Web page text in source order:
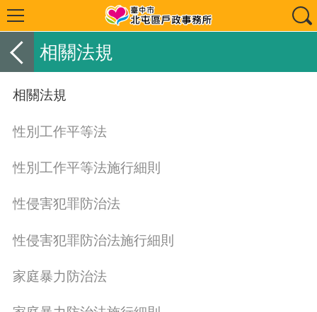
相關法規
相關法規
性別工作平等法
性別工作平等法施行細則
性侵害犯罪防治法
性侵害犯罪防治法施行細則
家庭暴力防治法